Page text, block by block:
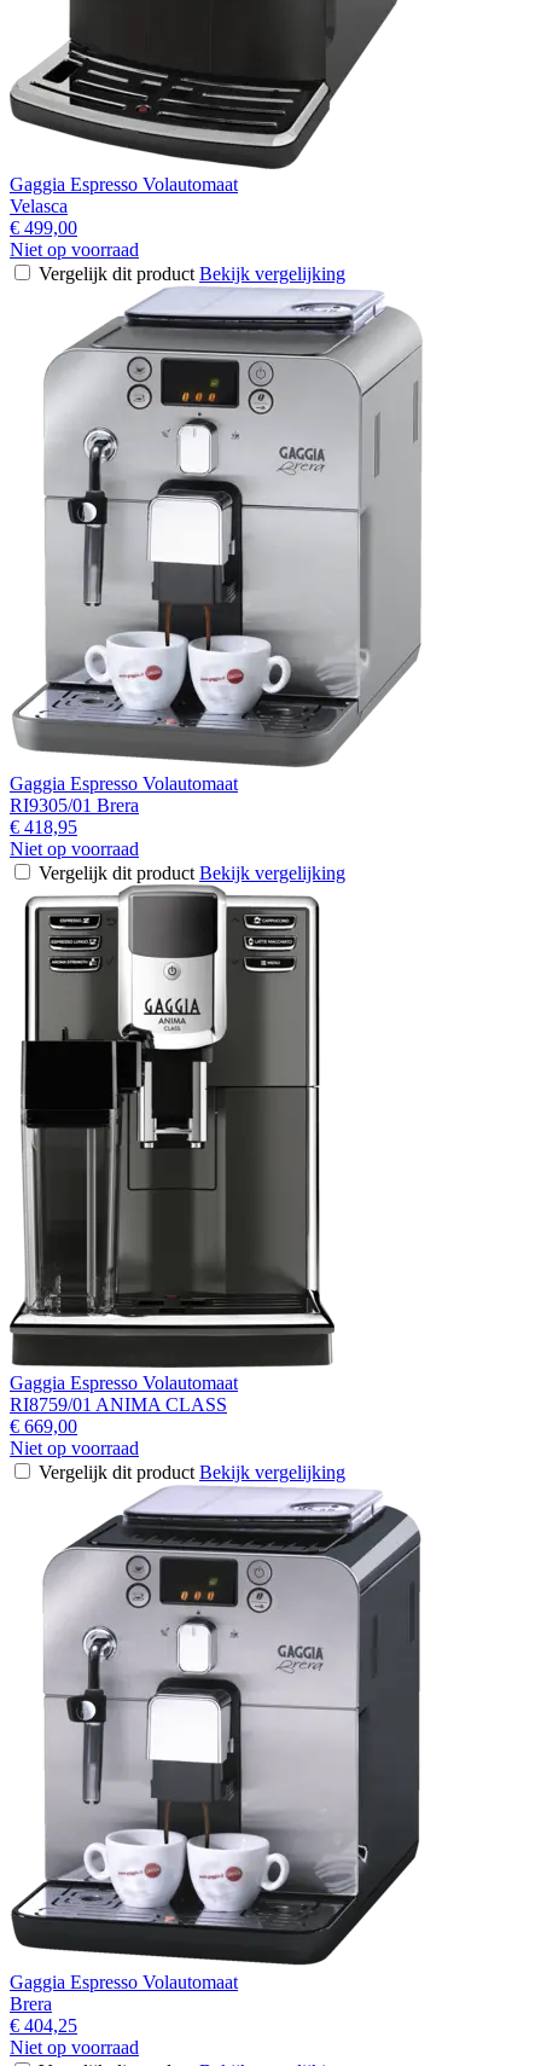
Gaggia Espresso Volautomaat
Velasca
€ 499,00
Niet op voorraad
Vergelijk dit product Bekijk vergelijking
Gaggia Espresso Volautomaat
RI9305/01 Brera
€ 418,95
Niet op voorraad
Vergelijk dit product Bekijk vergelijking
Gaggia Espresso Volautomaat
RI8759/01 ANIMA CLASS
€ 669,00
Niet op voorraad
Vergelijk dit product Bekijk vergelijking
Gaggia Espresso Volautomaat
Brera
€ 404,25
Niet op voorraad